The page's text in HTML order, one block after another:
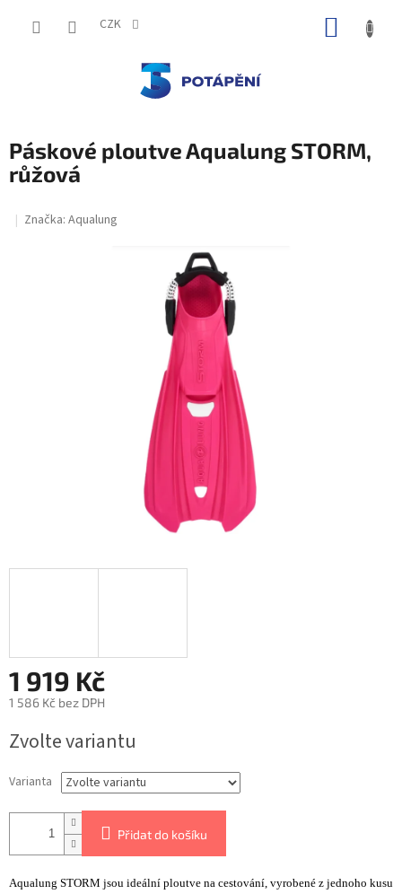
CZK
Páskové ploutve Aqualung STORM,
růžová
Značka: Aqualung
1 919 Kč
1 586 Kč bez DPH
Zvolte variantu
Varianta
Přidat do košíku
Aqualung STORM jsou ideální ploutve na cestování, vyrobené z jednoho kusu